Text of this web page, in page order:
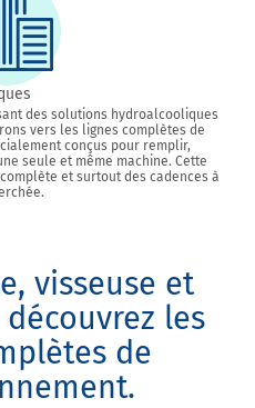
des solutions hydroalcooliques
vers les lignes complètes de
conçus pour remplir,
seule et même machine. Cette
et surtout des cadences à
visseuse et
les
de